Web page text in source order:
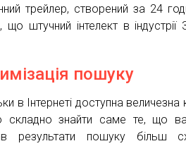
трейлер, створений за 24
що штучний інтелект в
пошуку
в Інтернеті доступна величезна
складно знайти саме те, що
результати пошуку більш